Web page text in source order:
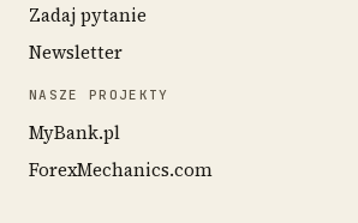
Zadaj pytanie
Newsletter
NASZE PROJEKTY
MyBank.pl
ForexMechanics.com